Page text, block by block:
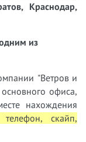
Краснодар,
из
"Ветров и
офиса,
нахождения
телефон, скайп,